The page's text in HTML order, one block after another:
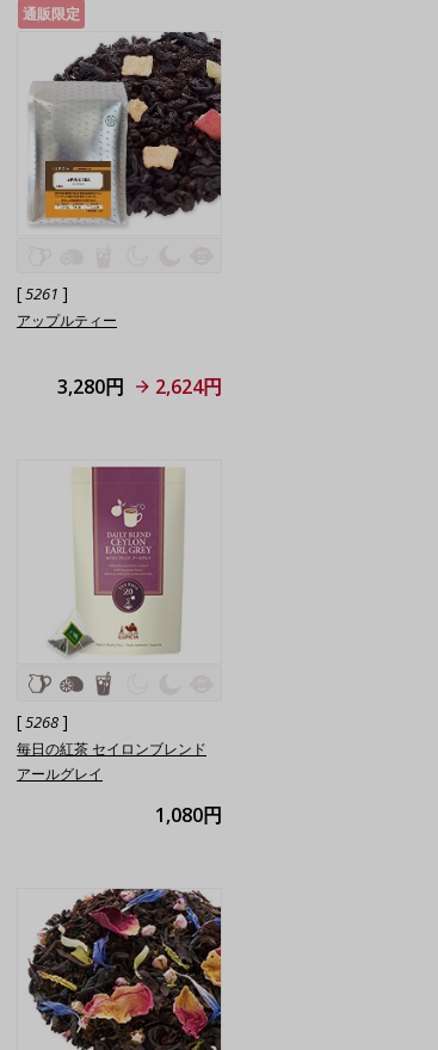
通販限定
[5261 ]
アップルティー
3,280円 2,624円
[5268]
毎日の紅茶 セイロンブレンド
アールグレイ
1,080円